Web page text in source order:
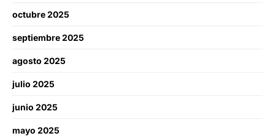
octubre 2025
septiembre 2025
agosto 2025
julio 2025
junio 2025
mayo 2025